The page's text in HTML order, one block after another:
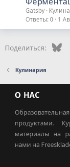
Gatsby
Ответы 0 1
Поделиться:
Кулинария
О НАС
продуктами.
материалы на
нами на